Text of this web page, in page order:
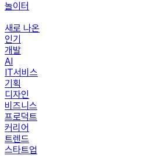
놀이터
새로 나온
인기
개발
AI
IT서비스
기획
디자인
비즈니스
프로덕트
커리어
트렌드
스타트업